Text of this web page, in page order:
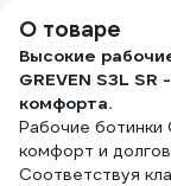
О товаре
Высокие
GREVEN S3L
комфорта.
Рабочие ботинки
комфорт и
Соответствуя